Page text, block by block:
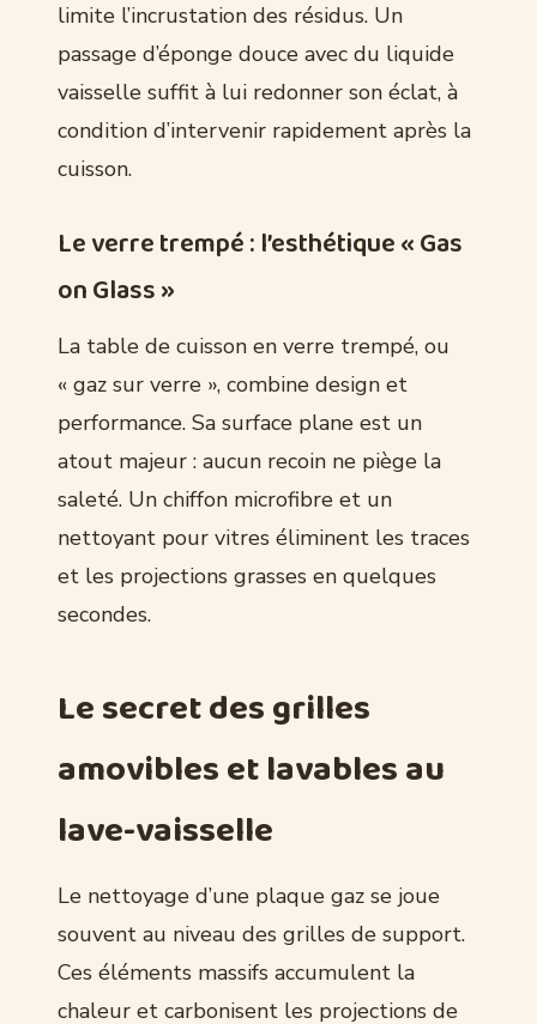
limite l’incrustation des résidus. Un
passage d’éponge douce avec du liquide
vaisselle suffit à lui redonner son éclat, à
condition d’intervenir rapidement après la
cuisson.
Le verre trempé : l’esthétique « Gas
on Glass »
La table de cuisson en verre trempé, ou
« gaz sur verre », combine design et
performance. Sa surface plane est un
atout majeur : aucun recoin ne piège la
saleté. Un chiffon microfibre et un
nettoyant pour vitres éliminent les traces
et les projections grasses en quelques
secondes.
Le secret des grilles
amovibles et lavables au
lave-vaisselle
Le nettoyage d’une plaque gaz se joue
souvent au niveau des grilles de support.
Ces éléments massifs accumulent la
chaleur et carbonisent les projections de